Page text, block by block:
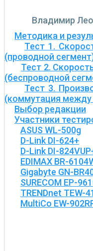
Владимир
Методика и
Тест 1.
(проводной
Тест 2.
(беспроводной
Тест 3.
(коммутация между
Выбор редакции
Участники
ASUS WL-500g
D-Link DI-624+
D-Link DI-
EDIMAX BR-
Gigabyte GN-
SURECOM EP-
TRENDnet TEW-
MultiCo EW-